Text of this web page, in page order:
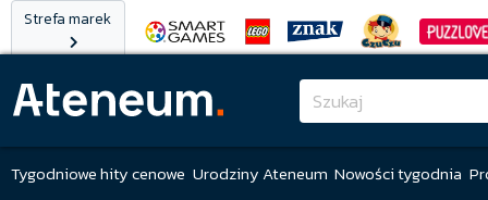
Strefa marek
Tygodniowe hity cenowe Urodziny Ateneum Nowości tygodnia